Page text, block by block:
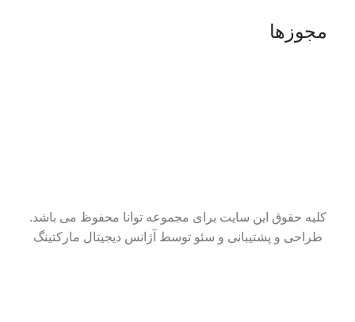
مجوزها
کلیه حقوق این سایت برای مجموعه توانا محفوظ می باشد.
طراحی و پشتیبانی و سئو توسط آژانس دیجیتال مارکتینگ